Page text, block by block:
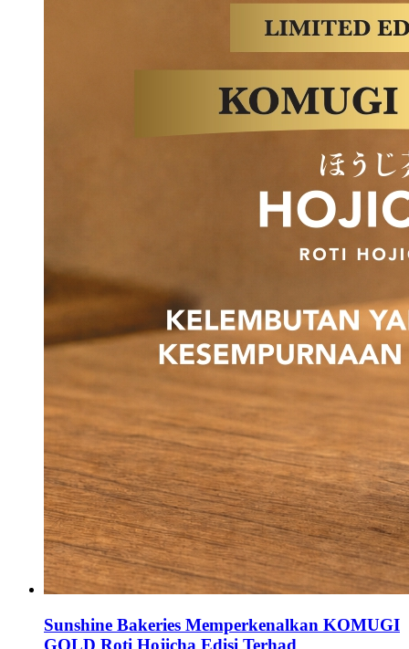
Sunshine Bakeries Memperkenalkan KOMUGI
GOLD Roti Hojicha Edisi Terhad